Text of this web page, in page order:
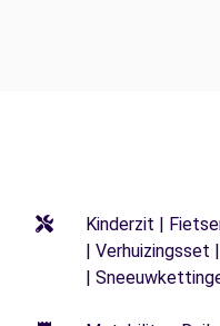
Kinderzit |
| Verhuizingsset
|